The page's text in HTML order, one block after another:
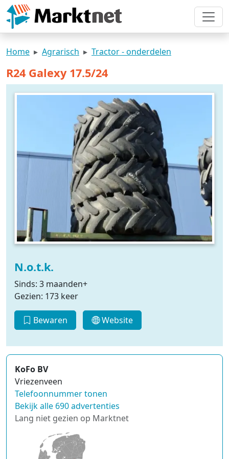
Home Agrarisch Tractor - onderdelen
R24 Galexy 17.5/24
N.o.t.k.
Sinds: 3 maanden+
Gezien: 173 keer
Bewaren Website
KoFo BV
Vriezenveen
Telefoonnummer tonen
Bekijk alle 690 advertenties
Lang niet gezien op Marktnet